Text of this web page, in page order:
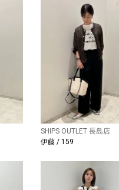
SHIPS OUTLET 長島店
伊藤 / 159